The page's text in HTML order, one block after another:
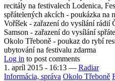
recitály na festivalech Lodenica,
spřátelených akcích - poukázka na
Voříšek - zařazení do vysílání rádií
Samson - zařazení do vysílání
Okolo Třeboně - poukaz do rybí
ubytování na festivalu zdarma
Log in to post comments
1. apríl 2015 - 16:13 — Radiar
Informácia, správa Okolo Třeboně